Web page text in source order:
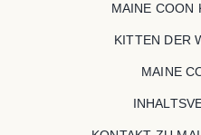
MAINE COON
KITTEN DER
MAINE